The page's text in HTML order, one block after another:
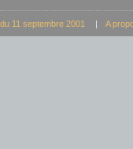
11 septembre 2001 | A